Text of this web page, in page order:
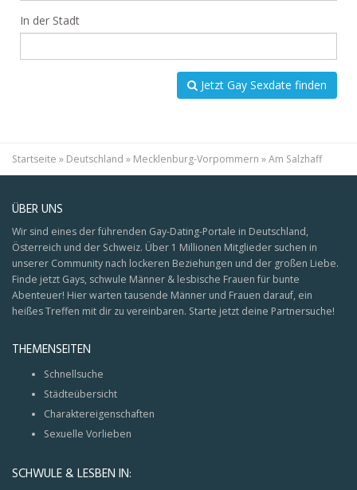
In der Stadt
Jetzt Gay Sexdate finden
Startseite » Deutschland » Mecklenburg-Vorpommern »Am Salzhaff
ÜBER UNS
Wir sind eines der führenden Gay-Dating-Portale in Deutschland,
Österreich und der Schweiz. Über 1 Millionen Mitglieder suchen in
unserer Community nach lockeren Beziehungen und der großen Liebe.
Finde jetzt Gays, schwule Männer & lesbische Frauen für bunte
Abenteuer! Hier warten tausende Männer und Frauen darauf, ein
heißes Treffen mit dir zu vereinbaren. Starte jetzt deine Partnersuche!
THEMENSEITEN
Schnellsuche
Städteübersicht
Charaktereigenschaften
Sexuelle Vorlieben
SCHWULE & LESBEN IN: